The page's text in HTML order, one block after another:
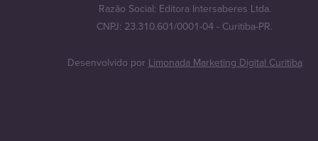
Razão Social: Editora Intersaberes Ltda.
CNPJ: 23.310.601/0001-04 - Curitiba-PR.
Desenvolvido porLimonada Marketing Digital Curitiba